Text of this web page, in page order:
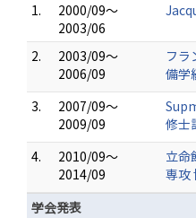
1.
2000/09～
2003/06
2.
2003/09～
2006/09
フラ
備学
3.
2007/09～
2009/09
修士
4.
2010/09～
2014/09
立命
専攻
学会発表